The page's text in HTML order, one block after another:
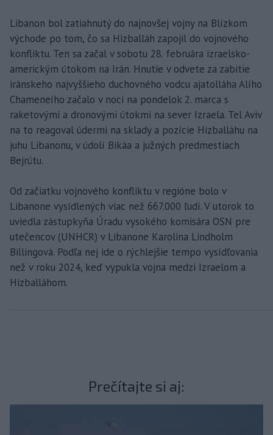
Libanon bol zatiahnutý do najnovšej vojny na Blízkom
východe po tom, čo sa Hizballáh zapojil do vojnového
konfliktu. Ten sa začal v sobotu 28. februára izraelsko-
americkým útokom na Irán. Hnutie v odvete za zabitie
iránskeho najvyššieho duchovného vodcu ajatolláha Alího
Chameneího začalo v noci na pondelok 2. marca s
raketovými a dronovými útokmi na sever Izraela. Tel Aviv
na to reagoval údermi na sklady a pozície Hizballáhu na
juhu Libanonu, v údolí Bikáa a južných predmestiach
Bejrútu.
Od začiatku vojnového konfliktu v regióne bolo v
Libanone vysídlených viac než 667.000 ľudí. V utorok to
uviedla zástupkyňa Úradu vysokého komisára OSN pre
utečencov (UNHCR) v Libanone Karolina Lindholm
Billingová. Podľa nej ide o rýchlejšie tempo vysídľovania
než v roku 2024, keď vypukla vojna medzi Izraelom a
Hizballáhom.
Prečítajte si aj: